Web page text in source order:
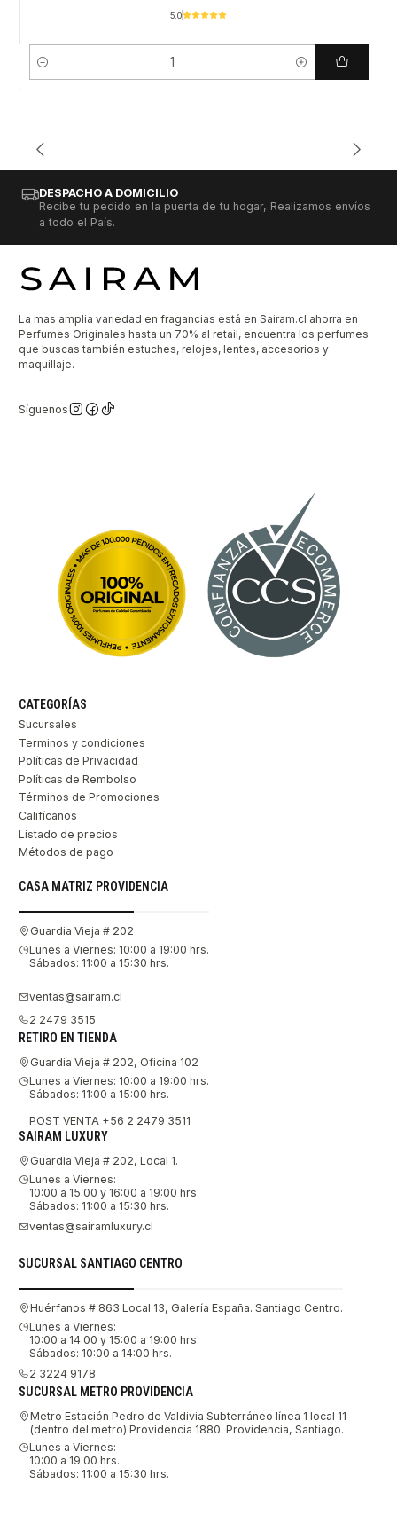
5.0
Cantidad
DESPACHO A DOMICILIO
Recibe tu pedido en la puerta de tu hogar, Realizamos envíos
a todo el País.
La mas amplia variedad en fragancias está en Sairam.cl ahorra en
Perfumes Originales hasta un 70% al retail, encuentra los perfumes
que buscas también estuches, relojes, lentes, accesorios y
maquillaje.
Síguenos
CATEGORÍAS
Sucursales
Terminos y condiciones
Políticas de Privacidad
Políticas de Rembolso
Términos de Promociones
Califícanos
Listado de precios
Métodos de pago
CASA MATRIZ PROVIDENCIA
Guardia Vieja # 202
Lunes a Viernes: 10:00 a 19:00 hrs.
Sábados: 11:00 a 15:30 hrs.
ventas@sairam.cl
2 2479 3515
RETIRO EN TIENDA
Guardia Vieja # 202, Oficina 102
Lunes a Viernes: 10:00 a 19:00 hrs.
Sábados: 11:00 a 15:00 hrs.
POST VENTA +56 2 2479 3511
SAIRAM LUXURY
Guardia Vieja # 202, Local 1.
Lunes a Viernes:
10:00 a 15:00 y 16:00 a 19:00 hrs.
Sábados: 11:00 a 15:30 hrs.
ventas@sairamluxury.cl
SUCURSAL SANTIAGO CENTRO
Huérfanos # 863 Local 13, Galería España. Santiago Centro.
Lunes a Viernes:
10:00 a 14:00 y 15:00 a 19:00 hrs.
Sábados: 10:00 a 14:00 hrs.
2 3224 9178
SUCURSAL METRO PROVIDENCIA
Metro Estación Pedro de Valdivia Subterráneo línea 1 local 11
(dentro del metro) Providencia 1880. Providencia, Santiago.
Lunes a Viernes:
10:00 a 19:00 hrs.
Sábados: 11:00 a 15:30 hrs.